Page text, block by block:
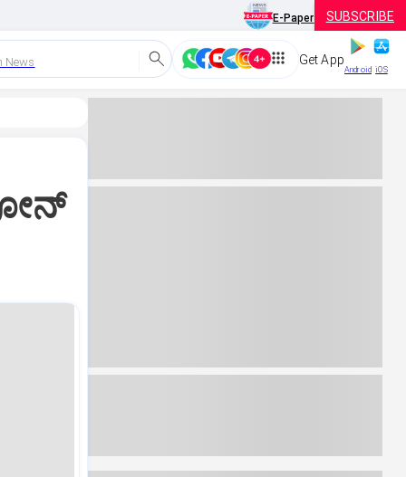
E-Paper SUBSCRIBE
News Get App
Android iOS